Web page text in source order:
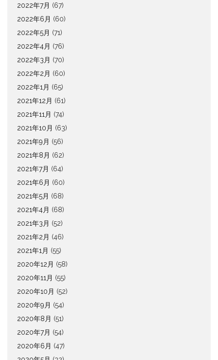
2022年7月 (67)
2022年6月 (60)
2022年5月 (71)
2022年4月 (76)
2022年3月 (70)
2022年2月 (60)
2022年1月 (65)
2021年12月 (61)
2021年11月 (74)
2021年10月 (63)
2021年9月 (56)
2021年8月 (62)
2021年7月 (64)
2021年6月 (60)
2021年5月 (68)
2021年4月 (68)
2021年3月 (52)
2021年2月 (46)
2021年1月 (55)
2020年12月 (58)
2020年11月 (55)
2020年10月 (52)
2020年9月 (54)
2020年8月 (51)
2020年7月 (54)
2020年6月 (47)